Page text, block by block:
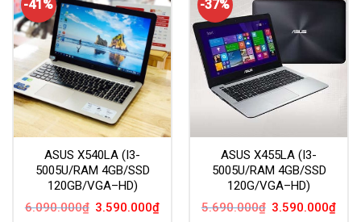
-41%
ASUS X540LA (I3-
5005U/RAM 4GB/SSD
120GB/VGA–HD)
6.090.000₫ Giá
3.590.000₫Giá
-37%
ASUS X455LA (I3-
5005U/RAM 4GB/SSD
120G/VGA–HD)
5.690.000₫ Giá
3.590.000₫Giá